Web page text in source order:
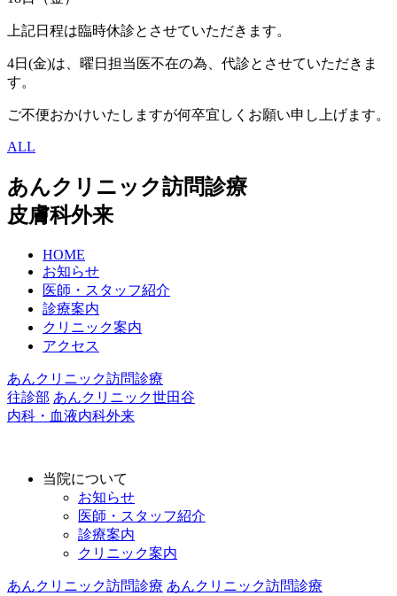
上記日程は臨時休診とさせていただきます。
4日(金)は、曜日担当医不在の為、代診とさせていただきま
す。
ご不便おかけいたしますが何卒宜しくお願い申し上げます。
ALL
あんクリニック訪問診療
皮膚科外来
HOME
お知らせ
医師・スタッフ紹介
診療案内
クリニック案内
アクセス
あんクリニック訪問診療
往診部 あんクリニック世田谷
内科・血液内科外来
当院について
お知らせ
医師・スタッフ紹介
診療案内
クリニック案内
あんクリニック訪問診療 あんクリニック訪問診療